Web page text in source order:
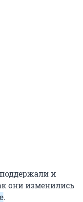
и
они изменились
.